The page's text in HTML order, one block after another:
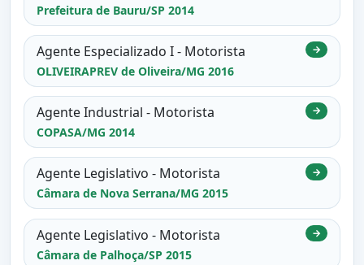
Prefeitura de Bauru/SP 2014
Agente Especializado I - Motorista
OLIVEIRAPREV de Oliveira/MG 2016
→
Agente Industrial - Motorista
COPASA/MG 2014
→
Agente Legislativo - Motorista
Câmara de Nova Serrana/MG 2015
→
Agente Legislativo - Motorista
Câmara de Palhoça/SP 2015
→